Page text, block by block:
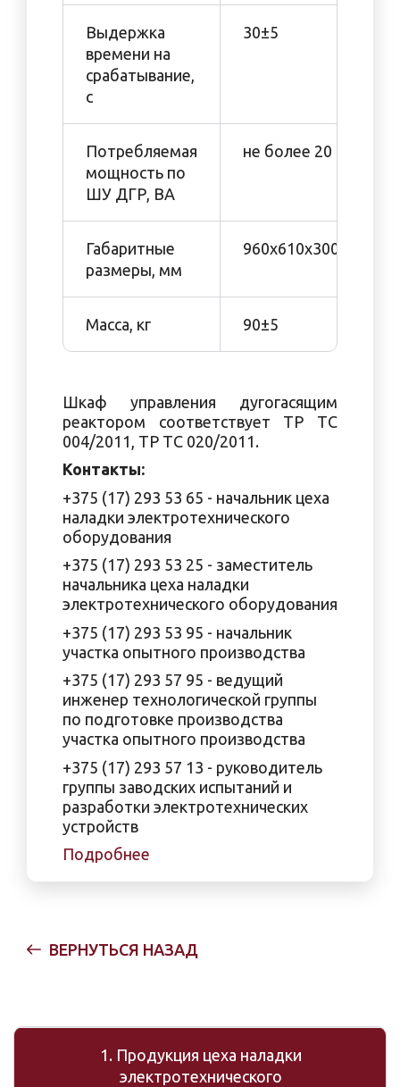
Выдержка
времени на
срабатывание,
с
30±5
Потребляемая
мощность по
ШУ ДГР, ВА
не более 20
Габаритные
размеры, мм
960х610х300
Масса, кг 90±5
Шкаф управления дугогасящим
реактором соответствует ТР ТС
004/2011, ТР ТС 020/2011.
Контакты:
+375 (17) 293 53 65 - начальник цеха
наладки электротехнического
оборудования
+375 (17) 293 53 25 - заместитель
начальника цеха наладки
электротехнического оборудования
+375 (17) 293 53 95 - начальник
участка опытного производства
+375 (17) 293 57 95 - ведущий
инженер технологической группы
по подготовке производства
участка опытного производства
+375 (17) 293 57 13 - руководитель
группы заводских испытаний и
разработки электротехнических
устройств
Подробнее
ВЕРНУТЬСЯ НАЗАД
1. Продукция цеха наладки
электротехнического